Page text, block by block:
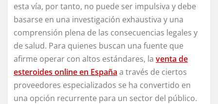
esta vía, por tanto, no puede ser impulsiva y debe
basarse en una investigación exhaustiva y una
comprensión plena de las consecuencias legales y
de salud. Para quienes buscan una fuente que
afirme operar con altos estándares, la venta de
esteroides online en España a través de ciertos
proveedores especializados se ha convertido en
una opción recurrente para un sector del público.